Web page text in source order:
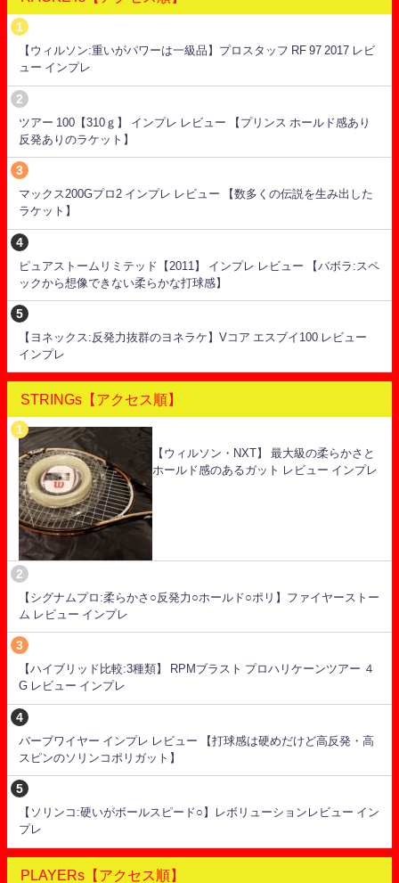
【ウィルソン:重いがパワーは一級品】プロスタッフ RF 97 2017 レビ
ュー インプレ
ツアー 100【310ｇ】 インプレ レビュー 【プリンス ホールド感あり
反発ありのラケット】
マックス200Gプロ2 インプレ レビュー 【数多くの伝説を生み出した
ラケット】
ピュアストームリミテッド【2011】 インプレ レビュー 【バボラ:スペ
ックから想像できない柔らかな打球感】
【ヨネックス:反発力抜群のヨネラケ】Vコア エスブイ100 レビュー
インプレ
STRINGs【アクセス順】
【ウィルソン・NXT】 最大級の柔らかさと
ホールド感のあるガット レビュー インプレ
【シグナムプロ:柔らかさ○反発力○ホールド○ポリ】ファイヤーストー
ム レビュー インプレ
【ハイブリッド比較:3種類】 RPMブラスト プロハリケーンツアー ４
G レビュー インプレ
バーブワイヤー インプレ レビュー 【打球感は硬めだけど高反発・高
スピンのソリンコポリガット】
【ソリンコ:硬いがボールスピード○】レボリューションレビュー イン
プレ
PLAYERs【アクセス順】